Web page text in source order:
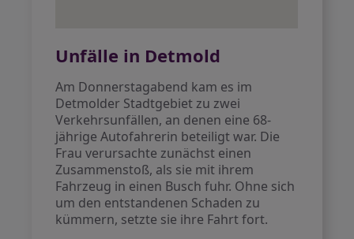
Unfälle in Detmold
Am Donnerstagabend kam es im
Detmolder Stadtgebiet zu zwei
Verkehrsunfällen, an denen eine 68-
jährige Autofahrerin beteiligt war. Die
Frau verursachte zunächst einen
Zusammenstoß, als sie mit ihrem
Fahrzeug in einen Busch fuhr. Ohne sich
um den entstandenen Schaden zu
kümmern, setzte sie ihre Fahrt fort.